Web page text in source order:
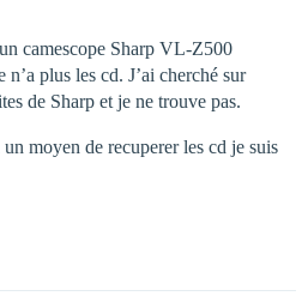
camescope Sharp VL-Z500
plus les cd. J’ai cherché sur
de Sharp et je ne trouve pas.
moyen de recuperer les cd je suis